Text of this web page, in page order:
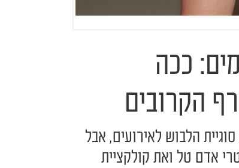
ככה
הקרובים
הלבוש לאירועים, אבל
אדם טל ואת קולקציית